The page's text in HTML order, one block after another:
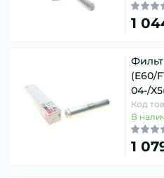
1
(E60/
04-/
Код
В
1